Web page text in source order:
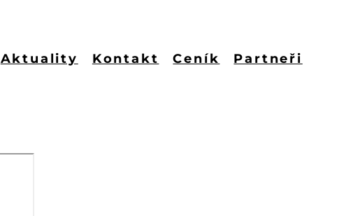
Aktuality Kontakt Ceník Partneři